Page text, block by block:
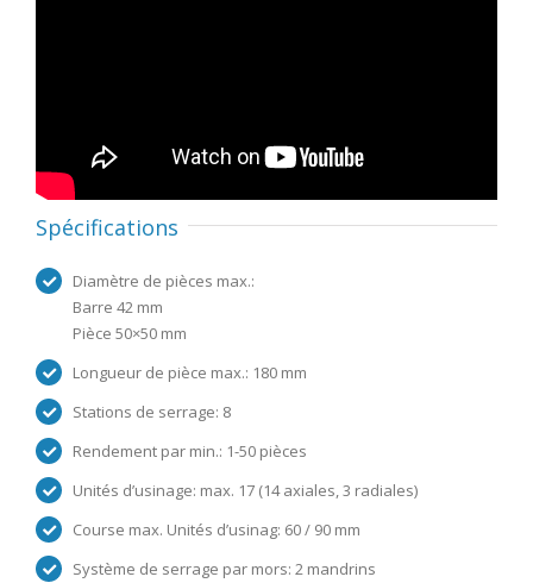
Spécifications
Diamètre de pièces max.:
Barre 42 mm
Pièce 50×50 mm
Longueur de pièce max.: 180 mm
Stations de serrage: 8
Rendement par min.: 1-50 pièces
Unités d’usinage: max. 17 (14 axiales, 3 radiales)
Course max. Unités d’usinag: 60 / 90 mm
Système de serrage par mors: 2 mandrins